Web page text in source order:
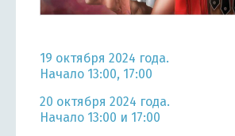
19 октября 2024 года.
Начало 13:00, 17:00
20 октября 2024 года.
Начало 13:00 и 17:00